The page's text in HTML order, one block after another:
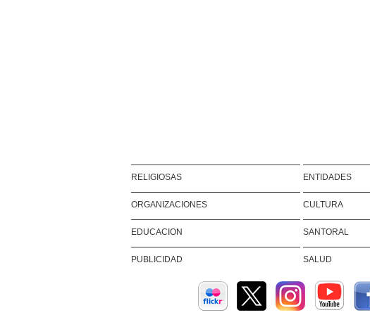
RELIGIOSAS ENTIDADES
ORGANIZACIONES CULTURA
EDUCACION SANTORAL
PUBLICIDAD SALUD